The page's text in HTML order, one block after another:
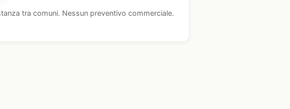
tra comuni. Nessun preventivo commerciale.